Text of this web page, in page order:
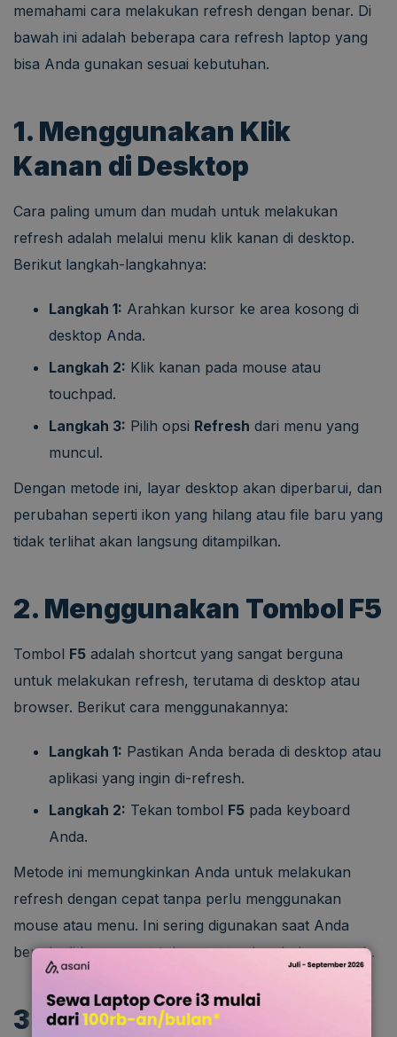
memahami cara melakukan refresh dengan benar. Di
bawah ini adalah beberapa cara refresh laptop yang
bisa Anda gunakan sesuai kebutuhan.
1. Menggunakan Klik
Kanan di Desktop
Cara paling umum dan mudah untuk melakukan
refresh adalah melalui menu klik kanan di desktop.
Berikut langkah-langkahnya:
Langkah 1: Arahkan kursor ke area kosong di
desktop Anda.
Langkah 2: Klik kanan pada mouse atau
touchpad.
Langkah 3: Pilih opsi Refresh dari menu yang
muncul.
Dengan metode ini, layar desktop akan diperbarui, dan
perubahan seperti ikon yang hilang atau file baru yang
tidak terlihat akan langsung ditampilkan.
2. Menggunakan Tombol F5
Tombol F5 adalah shortcut yang sangat berguna
untuk melakukan refresh, terutama di desktop atau
browser. Berikut cara menggunakannya:
Langkah 1: Pastikan Anda berada di desktop atau
aplikasi yang ingin di-refresh.
Langkah 2: Tekan tombol F5 pada keyboard
Anda.
Metode ini memungkinkan Anda untuk melakukan
refresh dengan cepat tanpa perlu menggunakan
mouse atau menu. Ini sering digunakan saat Anda
berada di browser untuk menyegarkan halaman web.
3. Refresh di Browser atau